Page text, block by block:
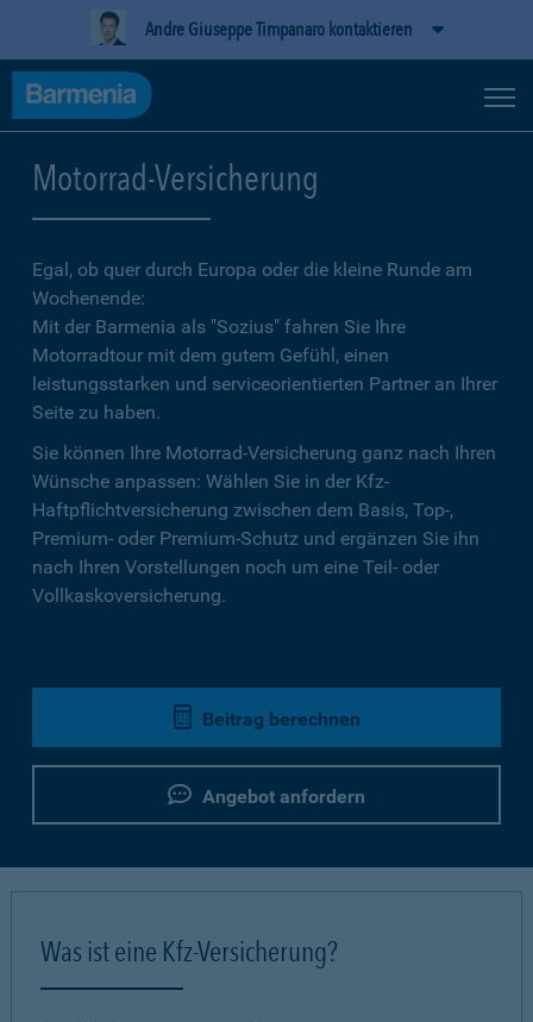
Andre Giuseppe Timpanaro kontaktieren
Motorrad-Versicherung
Egal, ob quer durch Europa oder die kleine Runde am
Wochenende:
Mit der Barmenia als "Sozius" fahren Sie Ihre
Motorradtour mit dem gutem Gefühl, einen
leistungsstarken und serviceorientierten Partner an Ihrer
Seite zu haben.
Sie können Ihre Motorrad-Versicherung ganz nach Ihren
Wünsche anpassen: Wählen Sie in der Kfz-
Haftpflichtversicherung zwischen dem Basis, Top-,
Premium- oder Premium-Schutz und ergänzen Sie ihn
nach Ihren Vorstellungen noch um eine Teil- oder
Vollkaskoversicherung.
Beitrag berechnen
Angebot anfordern
Was ist eine Kfz-Versicherung?